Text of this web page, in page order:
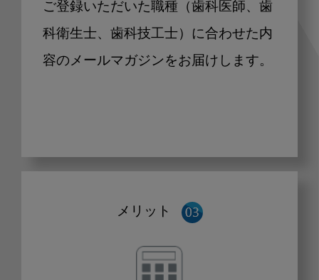
ご登録いただいた職種（歯科医師、歯
科衛生士、歯科技工士）に合わせた内
容のメールマガジンをお届けします。
メリット